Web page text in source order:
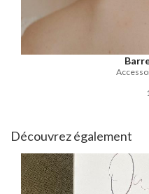
Découvrez également